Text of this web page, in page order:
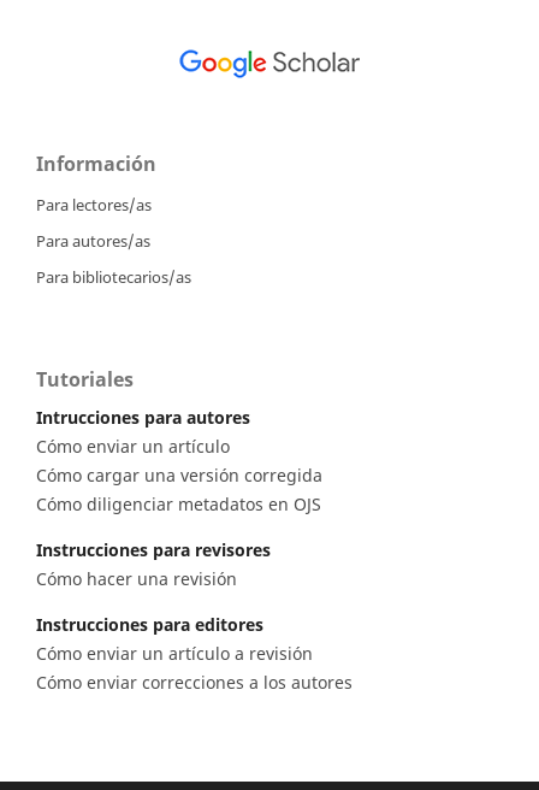
Información
Para lectores/as
Para autores/as
Para bibliotecarios/as
Tutoriales
Intrucciones para autores
Cómo enviar un artículo
Cómo cargar una versión corregida
Cómo diligenciar metadatos en OJS
Instrucciones para revisores
Cómo hacer una revisión
Instrucciones para editores
Cómo enviar un artículo a revisión
Cómo enviar correcciones a los autores